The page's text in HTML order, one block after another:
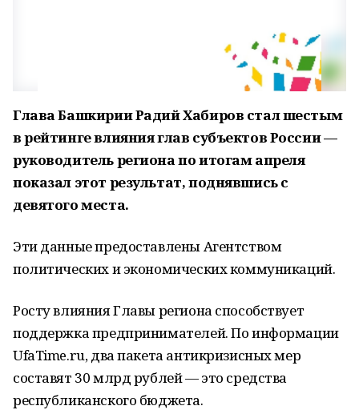
Глава Башкирии Радий Хабиров стал шестым
в рейтинге влияния глав субъектов России —
руководитель региона по итогам апреля
показал этот результат, поднявшись с
девятого места.
Эти данные предоставлены Агентством
политических и экономических коммуникаций.
Росту влияния Главы региона способствует
поддержка предпринимателей. По информации
UfaTime.ru, два пакета антикризисных мер
составят 30 млрд рублей — это средства
республиканского бюджета.